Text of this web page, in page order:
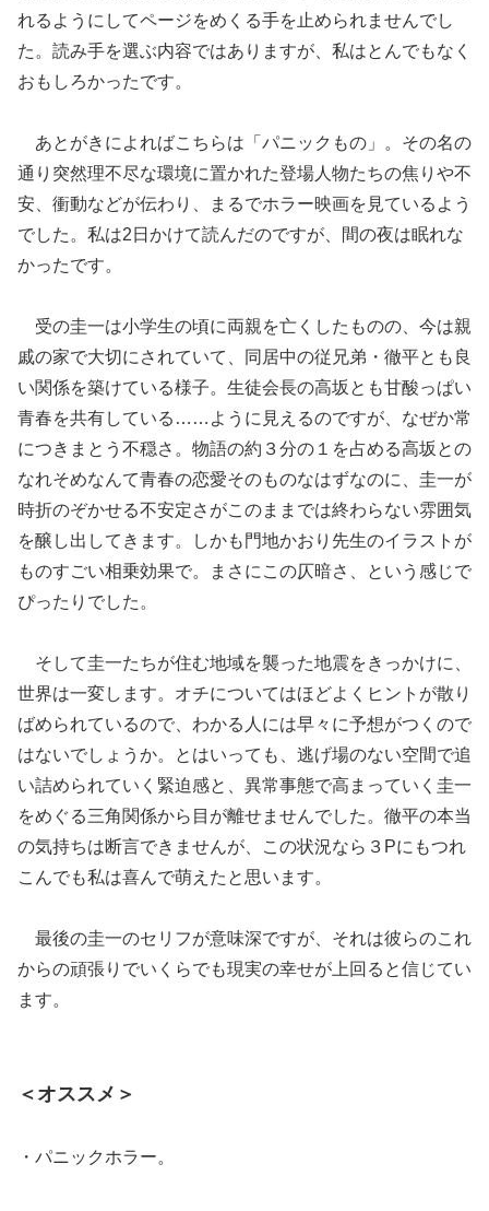
れるようにしてページをめくる手を止められませんでし
た。読み手を選ぶ内容ではありますが、私はとんでもなく
おもしろかったです。
あとがきによればこちらは「パニックもの」。その名の
通り突然理不尽な環境に置かれた登場人物たちの焦りや不
安、衝動などが伝わり、まるでホラー映画を見ているよう
でした。私は2日かけて読んだのですが、間の夜は眠れな
かったです。
受の圭一は小学生の頃に両親を亡くしたものの、今は親
戚の家で大切にされていて、同居中の従兄弟・徹平とも良
い関係を築けている様子。生徒会長の高坂とも甘酸っぱい
青春を共有している……ように見えるのですが、なぜか常
につきまとう不穏さ。物語の約３分の１を占める高坂との
なれそめなんて青春の恋愛そのものなはずなのに、圭一が
時折のぞかせる不安定さがこのままでは終わらない雰囲気
を醸し出してきます。しかも門地かおり先生のイラストが
ものすごい相乗効果で。まさにこの仄暗さ、という感じで
ぴったりでした。
そして圭一たちが住む地域を襲った地震をきっかけに、
世界は一変します。オチについてはほどよくヒントが散り
ばめられているので、わかる人には早々に予想がつくので
はないでしょうか。とはいっても、逃げ場のない空間で追
い詰められていく緊迫感と、異常事態で高まっていく圭一
をめぐる三角関係から目が離せませんでした。徹平の本当
の気持ちは断言できませんが、この状況なら３Pにもつれ
こんでも私は喜んで萌えたと思います。
最後の圭一のセリフが意味深ですが、それは彼らのこれ
からの頑張りでいくらでも現実の幸せが上回ると信じてい
ます。
＜オススメ＞
・パニックホラー。